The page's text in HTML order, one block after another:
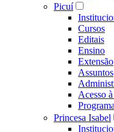
Picuí
Cursos
Editais
Ensino
Extensão
Assuntos
Acesso
Princesa Isabel